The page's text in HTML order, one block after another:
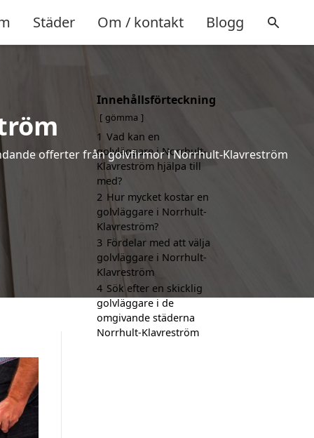
Städer Om / kontakt Blogg
offerter från golvfirmor i Norrhult-Klavreström
Innehållsförteckning
gömma
1 Vad kan en
golvläggare i Norrhult-
Klavreström hjälpa till
med?
2 Hur mycket kostar en
golvläggare i Norrhult-
Klavreström?
3 Fördelar med att välja
golvläggare i Norrhult-
Klavreström
4 Sök efter en skicklig
golvläggare i de
omgivande städerna
Norrhult-Klavreström